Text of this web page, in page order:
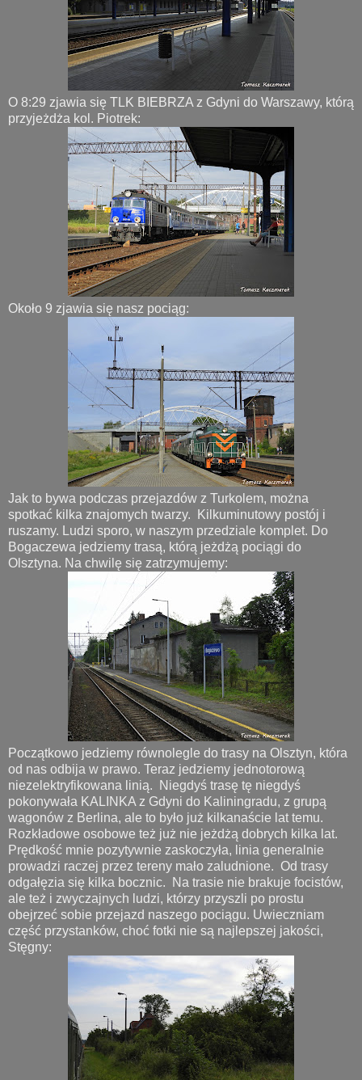
O 8:29 zjawia się TLK BIEBRZA z Gdyni do Warszawy, którą
przyjeżdża kol. Piotrek:
Około 9 zjawia się nasz pociąg:
Jak to bywa podczas przejazdów z Turkolem, można
spotkać kilka znajomych twarzy. Kilkuminutowy postój i
ruszamy. Ludzi sporo, w naszym przedziale komplet. Do
Bogaczewa jedziemy trasą, którą jeżdżą pociągi do
Olsztyna. Na chwilę się zatrzymujemy:
Początkowo jedziemy równolegle do trasy na Olsztyn, która
od nas odbija w prawo. Teraz jedziemy jednotorową
niezelektryfikowana linią. Niegdyś trasę tę niegdyś
pokonywała KALINKA z Gdyni do Kaliningradu, z grupą
wagonów z Berlina, ale to było już kilkanaście lat temu.
Rozkładowe osobowe też już nie jeżdżą dobrych kilka lat.
Prędkość mnie pozytywnie zaskoczyła, linia generalnie
prowadzi raczej przez tereny mało zaludnione. Od trasy
odgałęzia się kilka bocznic. Na trasie nie brakuje focistów,
ale też i zwyczajnych ludzi, którzy przyszli po prostu
obejrzeć sobie przejazd naszego pociągu. Uwieczniam
część przystanków, choć fotki nie są najlepszej jakości,
Stęgny: